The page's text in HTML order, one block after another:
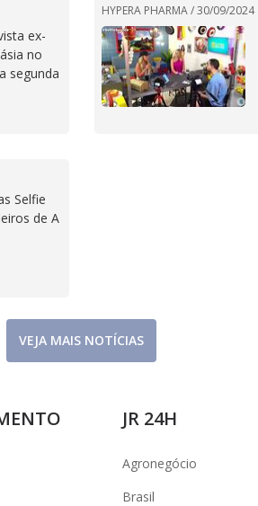
ex-
no
segunda
HYPERA PHARMA /30/09/2024
Selfie
de A
VEJA MAIS NOTÍCIAS
JR 24H
Agronegócio
Brasil